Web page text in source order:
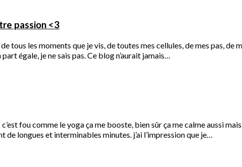
passion <3
tous les moments que je vis, de toutes mes cellules, de mes pas,
égale, je ne sais pas. Ce blog n’aurait jamais…
c’est fou comme le yoga ça me booste, bien sûr ça me calme aussi
longues et interminables minutes. j’ai l’impression que je…